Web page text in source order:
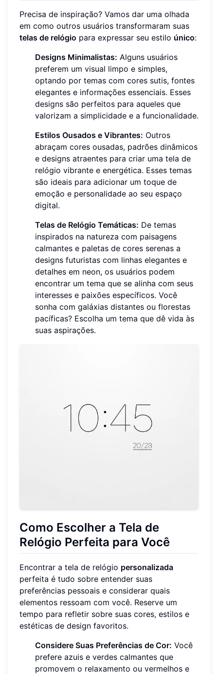
Precisa de inspiração? Vamos dar uma olhada
em como outros usuários transformaram suas
telas de relógio para expressar seu estilo único:
Designs Minimalistas: Alguns usuários
preferem um visual limpo e simples,
optando por temas com cores sutis, fontes
elegantes e informações essenciais. Esses
designs são perfeitos para aqueles que
valorizam a simplicidade e a funcionalidade.
Estilos Ousados e Vibrantes: Outros
abraçam cores ousadas, padrões dinâmicos
e designs atraentes para criar uma tela de
relógio vibrante e energética. Esses temas
são ideais para adicionar um toque de
emoção e personalidade ao seu espaço
digital.
Telas de Relógio Temáticas: De temas
inspirados na natureza com paisagens
calmantes e paletas de cores serenas a
designs futuristas com linhas elegantes e
detalhes em neon, os usuários podem
encontrar um tema que se alinha com seus
interesses e paixões específicos. Você
sonha com galáxias distantes ou florestas
pacíficas? Escolha um tema que dê vida às
suas aspirações.
Como Escolher a Tela de
Relógio Perfeita para Você
Encontrar a tela de relógio personalizada
perfeita é tudo sobre entender suas
preferências pessoais e considerar quais
elementos ressoam com você. Reserve um
tempo para refletir sobre suas cores, estilos e
estéticas de design favoritos.
Considere Suas Preferências de Cor: Você
prefere azuis e verdes calmantes que
promovem o relaxamento ou vermelhos e